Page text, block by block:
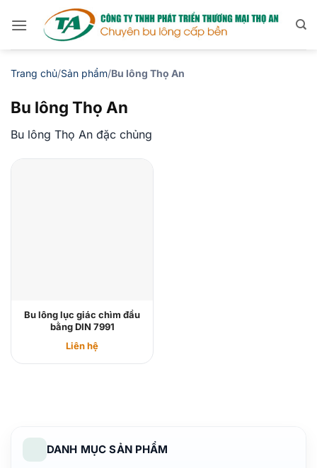
qua
Trang chủ/Sản phẩm/Bu lông Thọ An
Bu lông Thọ An
Bu lông Thọ An đặc chủng
Bu lông lục giác chìm đầu
bằng DIN 7991
Liên hệ
DANH MỤC SẢN PHẨM